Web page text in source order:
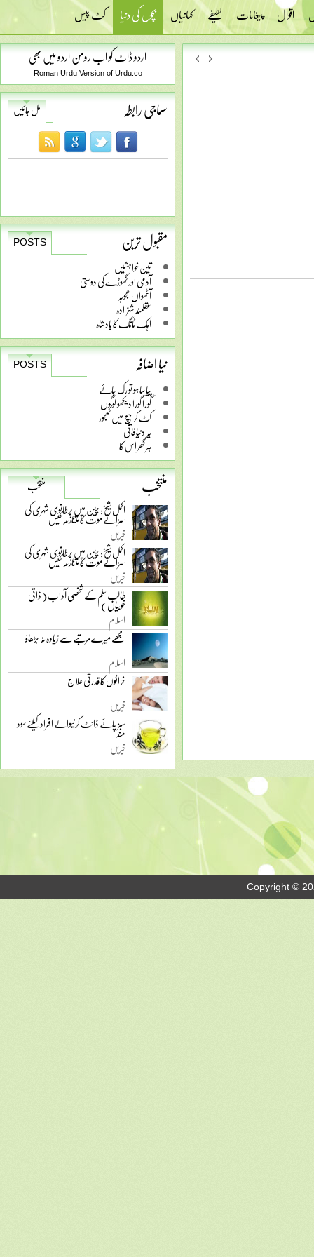
اقوال پیغامات لطیفے کہانیاں بچوں کی دنیا کٹ پیس
اردو ڈاٹ کو اب رومن اردو میں بھی
Roman Urdu Version of Urdu.co
سماجی رابطہ مل جائیں
مقبول ترین
POSTS
تین خواہشیں
آدمی اور گھوڑے کی دوستی
آٹھواں عجوبہ
عقلمند شہزادہ
اہک ٹانگ کا بادشاہ
نیا اضافہ
POSTS
پیاسا ہو تو رک جائے
گورا گورا دیکھو لوگوں
کٹ کر بیچ میں کھجور
یہ دنیا فانی
ہر گھر اس کا
منتخب
منتخب
اکمل شیخ: چین میں برطانوی شہری کی
سزائے موت کا متنازعہ کیس
خبریں
اکمل شیخ: چین میں برطانوی شہری کی
سزائے موت کا متنازعہ کیس
خبریں
طالب علم کے شخصی آداب ( ذاتی
خوبیاں )
اسلام
مجھے میرے مرتبے سے زیادہ نہ بڑھاؤ
اسلام
خراٹوں کا قدرتی علاج
خبریں
سبز چائے ڈائٹ کرنیوالے افراد کیلئے سود
مند
خبریں
Copyright ©